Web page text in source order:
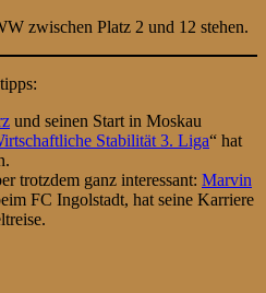
zwischen Platz 2 und 12 stehen.
und seinen Start in Moskau
Stabilität 3. Liga“ hat
trotzdem ganz interessant: Marvin
FC Ingolstadt, hat seine Karriere